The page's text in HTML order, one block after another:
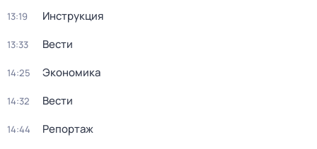
13:19 Инструкция
13:33 Вести
14:25 Экономика
14:32 Вести
14:44 Репортаж